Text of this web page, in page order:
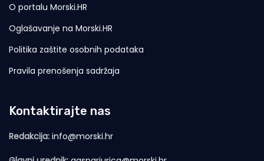
O portalu Morski.HR
Oglašavanje na Morski.HR
Politika zaštite osobnih podataka
Pravila prenošenja sadržaja
Kontaktirajte nas
Redakcija: info@morski.hr